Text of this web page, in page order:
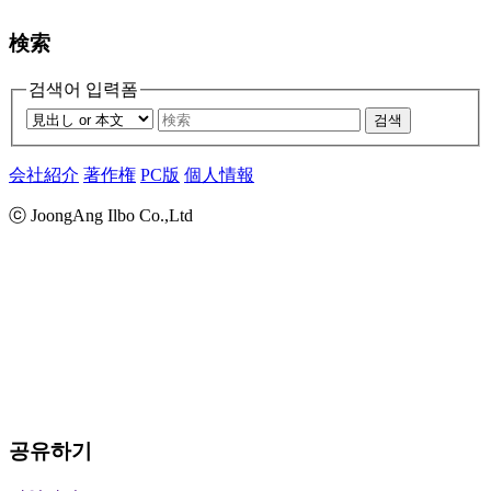
検索
검색어 입력폼
검색
会社紹介 著作権 PC版 個人情報
ⓒ JoongAng Ilbo Co.,Ltd
공유하기